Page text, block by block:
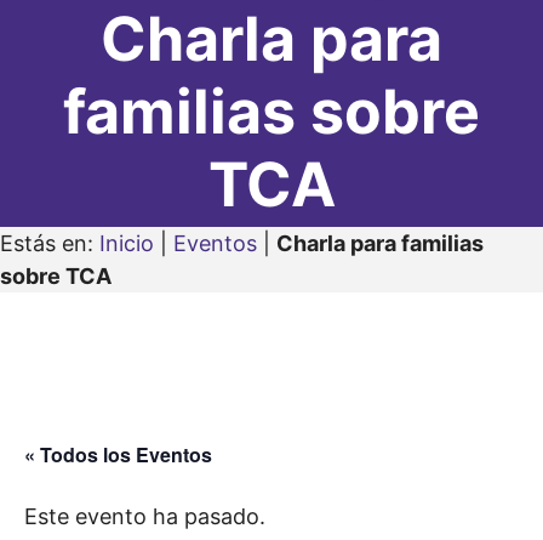
Charla para
familias sobre
TCA
Estás en: Inicio Eventos
Charla para familias
sobre TCA
« Todos los Eventos
Este evento ha pasado.